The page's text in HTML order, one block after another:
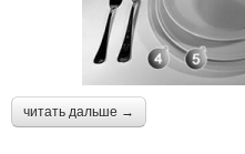
читать дальше →